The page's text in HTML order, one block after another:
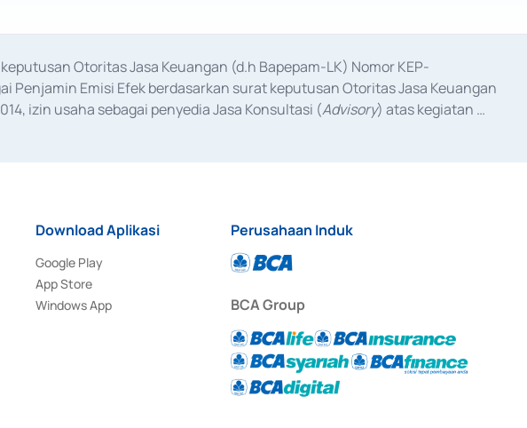
Otoritas Jasa Keuangan (d.h Bapepam-LK) Nomor KEP-
Penjamin Emisi Efek berdasarkan surat keputusan Otoritas Jasa Keuangan
izin usaha sebagai penyedia Jasa Konsultasi (Advisory) atas kegiatan
Download Aplikasi
Google Play
App Store
Windows App
Perusahaan Induk
BCA Group